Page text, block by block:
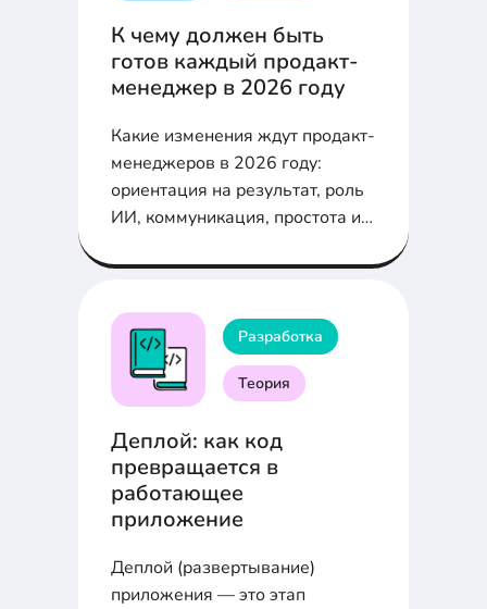
К чему должен быть
готов каждый продакт-
менеджер в 2026 году
Какие изменения ждут продакт-
менеджеров в 2026 году:
ориентация на результат, роль
ИИ, коммуникация, простота и
Разработка
Теория
Деплой: как код
превращается в
работающее
приложение
Деплой (развертывание)
приложения — это этап